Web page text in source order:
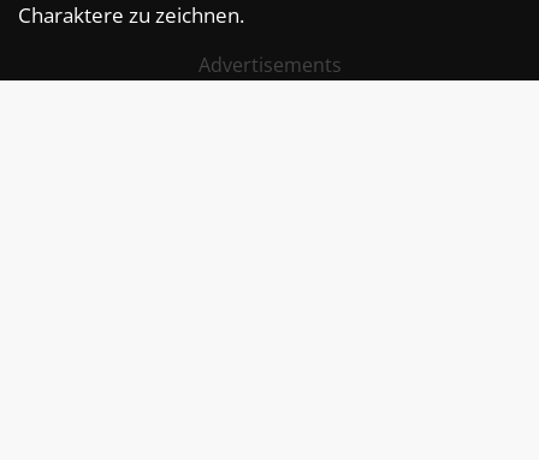
Charaktere zu zeichnen.
Advertisements